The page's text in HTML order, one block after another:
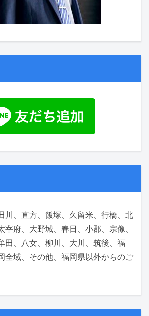
川、直方、飯塚、久留米、行橋、北
宰府、大野城、春日、小郡、宗像、
田、八女、柳川、大川、筑後、福
全域、その他、福岡県以外からのご